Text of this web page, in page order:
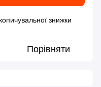
знижки
Порівняти